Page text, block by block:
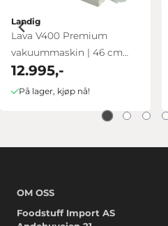
Landig
Lava V400 Premium
vakuummaskin | 46 cm
trippelsveis
12.995,-
På lager, kjøp nå!
OM OSS
Foodstuff Import AS